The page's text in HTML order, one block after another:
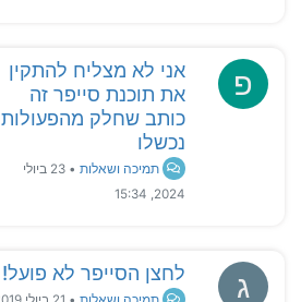
פ
אני לא מצליח להתקין
את תוכנת סייפר זה
כותב שחלק מהפעולות
נכשלו
תמיכה ושאלות •
23 ביולי
2024, 15:34
ג לחצן הסייפר לא פועל!